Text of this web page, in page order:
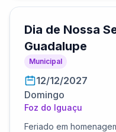
Dia de Nossa
Guadalupe
Municipal
12/12/2027
Domingo
Foz do Iguaçu
Feriado em